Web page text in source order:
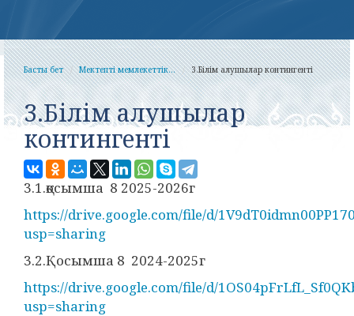
Басты бет Мектепті мемлекеттік... 3.Білім алушылар контингенті
3.Білім алушылар
контингенті
3.1.қосымша 8 2025-2026г
https://drive.google.com/file/d/
usp=sharing
3.2.Қосымша 8 2024-2025г
https://drive.google.com/file/d/
usp=sharing